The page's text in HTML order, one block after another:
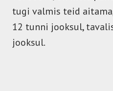
tugi valmis teid
12 tunni jooksul,
jooksul.